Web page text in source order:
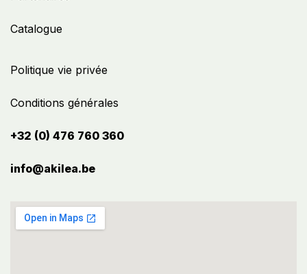
Politique vie privée
Conditions générales
+32 (0) 476 760 360
info@akilea.be​
Catalogue